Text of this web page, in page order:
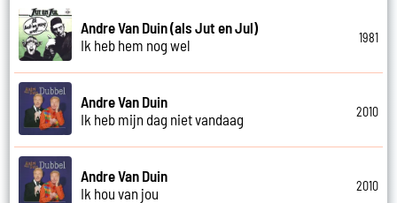
Andre Van Duin (als Jut en Jul)
Ik heb hem nog wel
1981
Andre Van Duin
Ik heb mijn dag niet vandaag
2010
Andre Van Duin
Ik hou van jou
2010